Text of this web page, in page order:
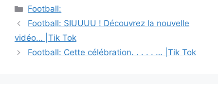
Catégories
Football:
Navigation
des
Football: SIUUUU ! Découvrez la nouvelle
vidéo… |Tik Tok
Football: Cette célébration. . . . . … |Tik Tok